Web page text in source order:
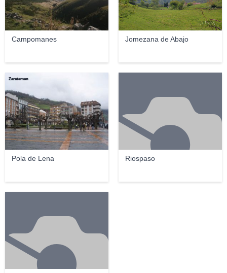
Campomanes Jomezana de Abajo
Pola de Lena
Zarateman
Riospaso